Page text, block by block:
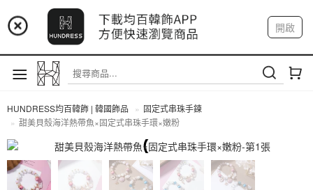
📢 市集預告：9/4-9/6 淡水捷運站
📢 市集預告：9/12-9/13 八里海巡基地
📢 市集預告：8/22-8/23 桃園青埔置地廣場
開啟
註冊 我的帳戶
HUNDRESS均百韓飾 | 韓國飾品
固定式串珠手鍊
甜美貝殼海洋熱帶魚×固定式串珠手環×嫩粉
固定式串珠手鍊